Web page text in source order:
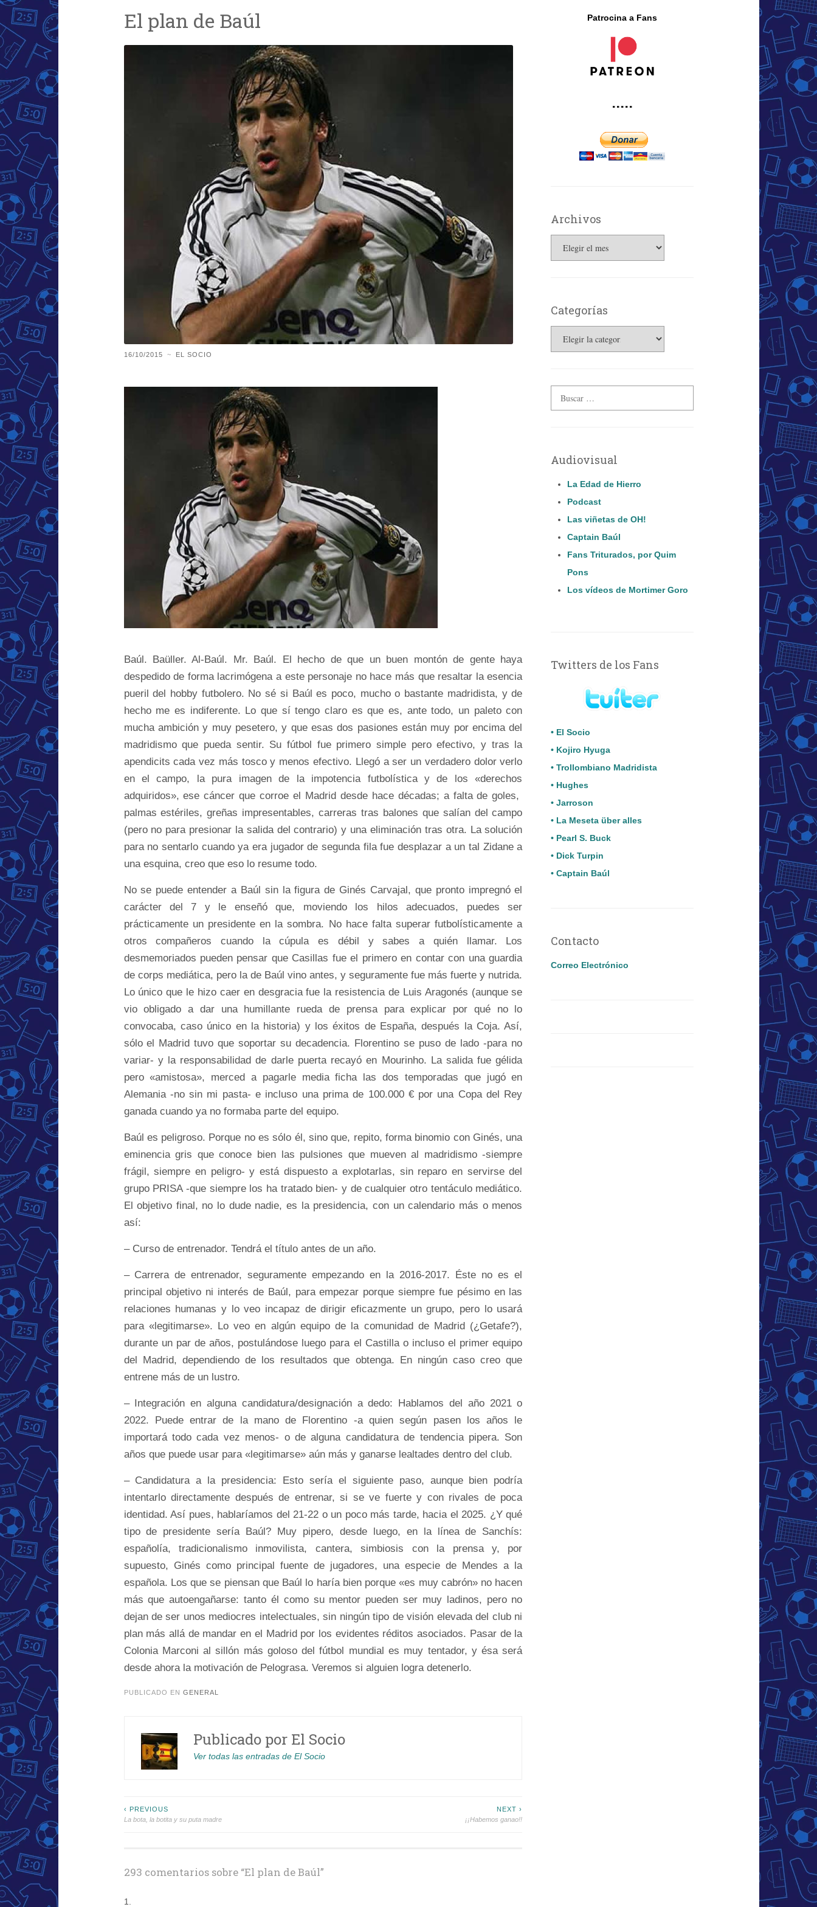
El plan de Baúl
16/10/2015 ~ EL SOCIO
Baúl. Baüller. Al-Baúl. Mr. Baúl. El hecho de que un buen montón de gente haya
despedido de forma lacrimógena a este personaje no hace más que resaltar la esencia
pueril del hobby futbolero. No sé si Baúl es poco, mucho o bastante madridista, y de
hecho me es indiferente. Lo que sí tengo claro es que es, ante todo, un paleto con
mucha ambición y muy pesetero, y que esas dos pasiones están muy por encima del
madridismo que pueda sentir. Su fútbol fue primero simple pero efectivo, y tras la
apendicits cada vez más tosco y menos efectivo. Llegó a ser un verdadero dolor verlo
en el campo, la pura imagen de la impotencia futbolística y de los «derechos
adquiridos», ese cáncer que corroe el Madrid desde hace décadas; a falta de goles,
palmas estériles, greñas impresentables, carreras tras balones que salían del campo
(pero no para presionar la salida del contrario) y una eliminación tras otra. La solución
para no sentarlo cuando ya era jugador de segunda fila fue desplazar a un tal Zidane a
una esquina, creo que eso lo resume todo.
No se puede entender a Baúl sin la figura de Ginés Carvajal, que pronto impregnó el
carácter del 7 y le enseñó que, moviendo los hilos adecuados, puedes ser
prácticamente un presidente en la sombra. No hace falta superar futbolísticamente a
otros compañeros cuando la cúpula es débil y sabes a quién llamar. Los
desmemoriados pueden pensar que Casillas fue el primero en contar con una guardia
de corps mediática, pero la de Baúl vino antes, y seguramente fue más fuerte y nutrida.
Lo único que le hizo caer en desgracia fue la resistencia de Luis Aragonés (aunque se
vio obligado a dar una humillante rueda de prensa para explicar por qué no lo
convocaba, caso único en la historia) y los éxitos de España, después la Coja. Así,
sólo el Madrid tuvo que soportar su decadencia. Florentino se puso de lado -para no
variar- y la responsabilidad de darle puerta recayó en Mourinho. La salida fue gélida
pero «amistosa», merced a pagarle media ficha las dos temporadas que jugó en
Alemania -no sin mi pasta- e incluso una prima de 100.000 € por una Copa del Rey
ganada cuando ya no formaba parte del equipo.
Baúl es peligroso. Porque no es sólo él, sino que, repito, forma binomio con Ginés, una
eminencia gris que conoce bien las pulsiones que mueven al madridismo -siempre
frágil, siempre en peligro- y está dispuesto a explotarlas, sin reparo en servirse del
grupo PRISA -que siempre los ha tratado bien- y de cualquier otro tentáculo mediático.
El objetivo final, no lo dude nadie, es la presidencia, con un calendario más o menos
así:
– Curso de entrenador. Tendrá el título antes de un año.
– Carrera de entrenador, seguramente empezando en la 2016-2017. Éste no es el
principal objetivo ni interés de Baúl, para empezar porque siempre fue pésimo en las
relaciones humanas y lo veo incapaz de dirigir eficazmente un grupo, pero lo usará
para «legitimarse». Lo veo en algún equipo de la comunidad de Madrid (¿Getafe?),
durante un par de años, postulándose luego para el Castilla o incluso el primer equipo
del Madrid, dependiendo de los resultados que obtenga. En ningún caso creo que
entrene más de un lustro.
– Integración en alguna candidatura/designación a dedo: Hablamos del año 2021 o
2022. Puede entrar de la mano de Florentino -a quien según pasen los años le
importará todo cada vez menos- o de alguna candidatura de tendencia pipera. Son
años que puede usar para «legitimarse» aún más y ganarse lealtades dentro del club.
– Candidatura a la presidencia: Esto sería el siguiente paso, aunque bien podría
intentarlo directamente después de entrenar, si se ve fuerte y con rivales de poca
identidad. Así pues, hablaríamos del 21-22 o un poco más tarde, hacia el 2025. ¿Y qué
tipo de presidente sería Baúl? Muy pipero, desde luego, en la línea de Sanchís:
españolía, tradicionalismo inmovilista, cantera, simbiosis con la prensa y, por
supuesto, Ginés como principal fuente de jugadores, una especie de Mendes a la
española. Los que se piensan que Baúl lo haría bien porque «es muy cabrón» no hacen
más que autoengañarse: tanto él como su mentor pueden ser muy ladinos, pero no
dejan de ser unos mediocres intelectuales, sin ningún tipo de visión elevada del club ni
plan más allá de mandar en el Madrid por los evidentes réditos asociados. Pasar de la
Colonia Marconi al sillón más goloso del fútbol mundial es muy tentador, y ésa será
desde ahora la motivación de Pelograsa. Veremos si alguien logra detenerlo.
PUBLICADO EN GENERAL
Publicado por El Socio
Ver todas las entradas de El Socio
Navegación
entradas
‹ PREVIOUS
La bota, la botita y su puta madre
NEXT ›
¡¡Habemos ganao!!
293 comentarios sobre “El plan de Baúl”
Patrocina a Fans
·····
Archivos
Categorías
Audiovisual
La Edad de Hierro
Podcast
Las viñetas de OH!
Captain Baúl
Fans Triturados, por Quim
Pons
Los vídeos de Mortimer Goro
Twitters de los Fans
• El Socio
• Kojiro Hyuga
• Trollombiano Madridista
• Hughes
• Jarroson
• La Meseta über alles
• Pearl S. Buck
• Dick Turpin
• Captain Baúl
Contacto
Correo Electrónico